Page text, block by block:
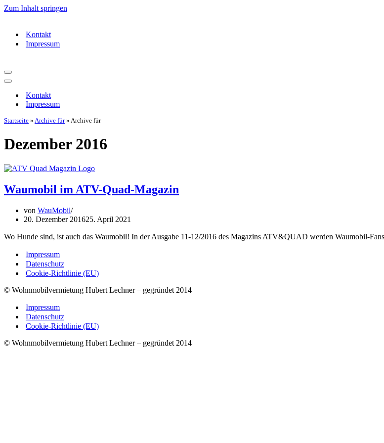
Zum Inhalt springen
Kontakt
Impressum
Navigationsmenü
Navigationsmenü
Kontakt
Impressum
Startseite » Archive für» Archive für
Dezember 2016
Waumobil im ATV-Quad-Magazin
von WauMobil
20. Dezember 201625. April 2021
Wo Hunde sind, ist auch das Waumobil! In der Ausgabe 11-12/2016 des Magazins ATV&QUAD werden Waumobil-
Impressum
Datenschutz
Cookie-Richtlinie (EU)
© Wohnmobilvermietung Hubert Lechner – gegründet 2014
Impressum
Datenschutz
Cookie-Richtlinie (EU)
© Wohnmobilvermietung Hubert Lechner – gegründet 2014